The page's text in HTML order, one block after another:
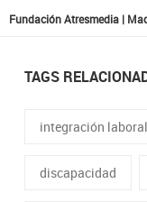
Fundación Atresmedia |
TAGS
integración laboral
discapacidad